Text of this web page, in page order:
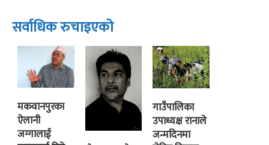
सर्वाधिक रुचाइएको
मकवानपुरका
ऐलानी
जग्गालाई
गाउँपालिका
उपाध्यक्ष रानाले
जन्मदिनमा